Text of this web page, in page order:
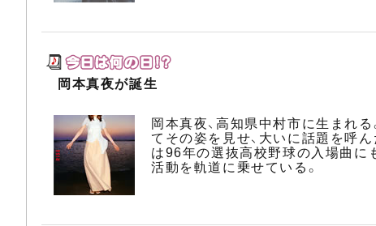
岡本真夜が誕生
岡本真夜、高知県中村市に生まれ
てその姿を見せ、大いに話題を呼
は96年の選抜高校野球の入場曲に
活動を軌道に乗せている。